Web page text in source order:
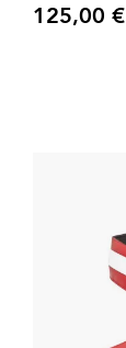
Prix
125,00 €